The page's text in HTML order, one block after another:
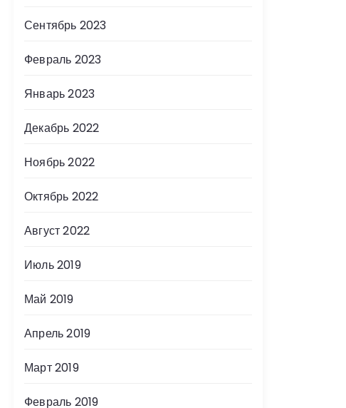
Сентябрь 2023
Февраль 2023
Январь 2023
Декабрь 2022
Ноябрь 2022
Октябрь 2022
Август 2022
Июль 2019
Май 2019
Апрель 2019
Март 2019
Февраль 2019